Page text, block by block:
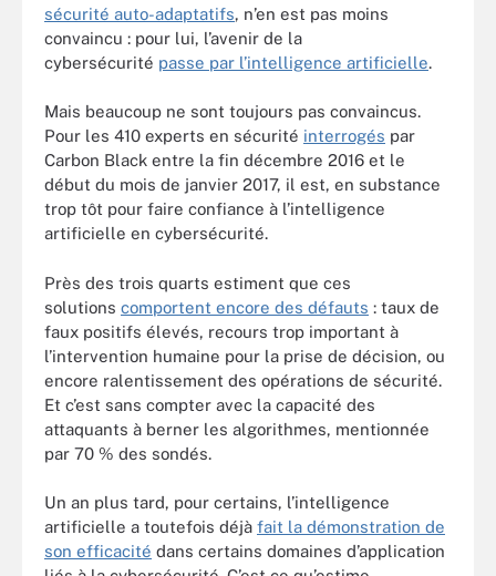
sécurité auto-adaptatifs, n’en est pas moins
convaincu : pour lui, l’avenir de la
cybersécurité passe par l’intelligence artificielle.
Mais beaucoup ne sont toujours pas convaincus.
Pour les 410 experts en sécurité interrogés par
Carbon Black entre la fin décembre 2016 et le
début du mois de janvier 2017, il est, en substance
trop tôt pour faire confiance à l’intelligence
artificielle en cybersécurité.
Près des trois quarts estiment que ces
solutions comportent encore des défauts : taux de
faux positifs élevés, recours trop important à
l’intervention humaine pour la prise de décision, ou
encore ralentissement des opérations de sécurité.
Et c’est sans compter avec la capacité des
attaquants à berner les algorithmes, mentionnée
par 70 % des sondés.
Un an plus tard, pour certains, l’intelligence
artificielle a toutefois déjà fait la démonstration de
son efficacité dans certains domaines d’application